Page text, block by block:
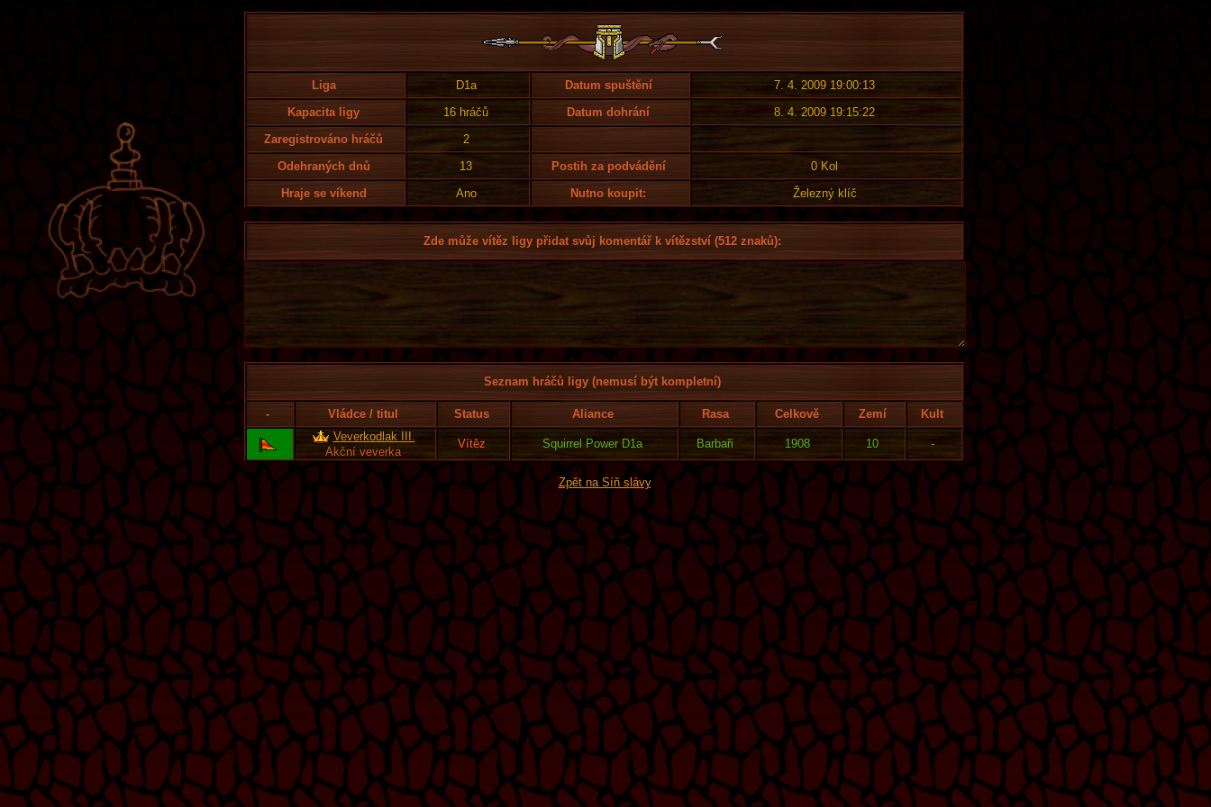
Liga D1a Datum spuštění
7. 4. 2009 19:00:13
Kapacita ligy
16 hráčů Datum dohrání
8. 4. 2009 19:15:22
Zaregistrováno hráčů
2
Odehraných dnů
13 Postih za podvádění
0 Kol
Hraje se víkend
Ano Nutno koupit: Železný klíč
Zde může vítěz ligy přidat svůj komentář k vítězství (512 znaků):
Seznam hráčů ligy (nemusí být kompletní)
- Vládce / titul Status Aliance Rasa Celkově Zemí
Kult
Veverkodlak III.
Akční veverka
Vítěz Squirrel Power D1a Barbaři 1908 10 -
Zpět na Síň slávy